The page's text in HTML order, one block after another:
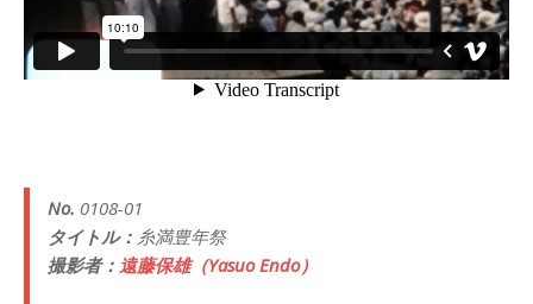
No. 0108-01
タイトル： 糸満豊年祭
撮影者： 遠藤保雄（Yasuo Endo）